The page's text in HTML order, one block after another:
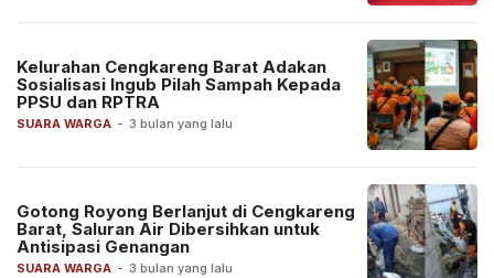
SUARA WARGA - 3 bulan yang lalu
Kelurahan Cengkareng Barat Adakan
Sosialisasi Ingub Pilah Sampah Kepada
PPSU dan RPTRA
SUARA WARGA - 3 bulan yang lalu
Gotong Royong Berlanjut di Cengkareng
Barat, Saluran Air Dibersihkan untuk
Antisipasi Genangan